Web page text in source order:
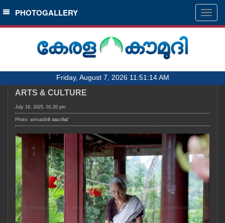
SECTIONS
HOME
NOTIFIED NEWS
KERALA
LOCAL
OBITUARY
NEWS 360
PHOTOGALLERY
Friday, August 7, 2026 11:51:14 AM
ARTS & CULTURE
July 16, 2025, 01:20 pm
Photo: സെബിൻ ജോർജ്